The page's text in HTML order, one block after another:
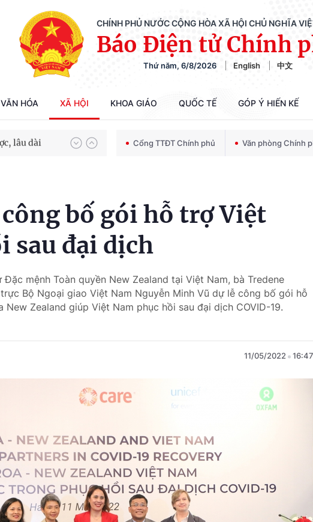
CHÍNH PHỦ NƯỚC CỘNG HÒA XÃ HỘI CHỦ NGHĨA
Báo Điện tử Chính
Thứ năm, 6/8/2026 English 中文
VĂN HÓA XÃ HỘI KHOA GIÁO QUỐC TẾ GÓP Ý HIẾN KẾ
mới
Chiến dịch 500 ngày đêm tìm kiếm, quy tập và xác định danh tính hài cốt liệt sĩ
Bảo vệ nền tảng tư tưởng của Đảng trong kỷ nguyên phát triển mới
lâu dài Cổng TTĐT Chính phủ Văn phòng Chính
bố gói hỗ trợ Việt
sau đại dịch
mệnh Toàn quyền New Zealand tại Việt Nam, bà Tredene
Bộ Ngoại giao Việt Nam Nguyễn Minh Vũ dự lễ công bố gói hỗ
Zealand giúp Việt Nam phục hồi sau đại dịch COVID-19.
11/05/2022 16:47